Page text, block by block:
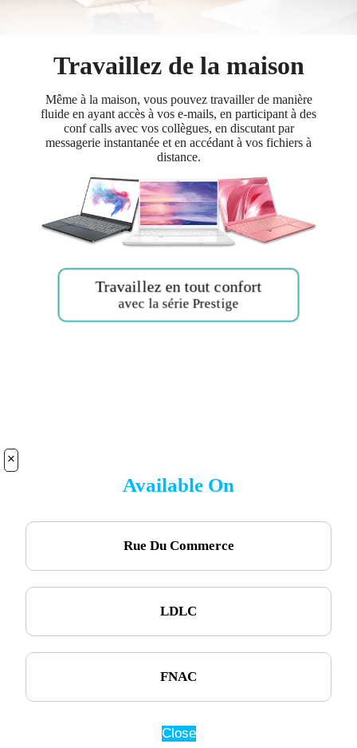
Travaillez de la maison
Même à la maison, vous pouvez travailler de manière
fluide en ayant accès à vos e-mails, en participant à des
conf calls avec vos collègues, en discutant par
messagerie instantanée et en accédant à vos fichiers à
distance.
Travaillez en tout confort
avec la série Prestige
×
Available On
Rue Du Commerce
LDLC
FNAC
Close